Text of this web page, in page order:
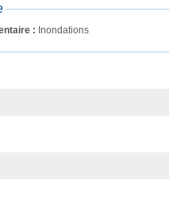
: Inondations